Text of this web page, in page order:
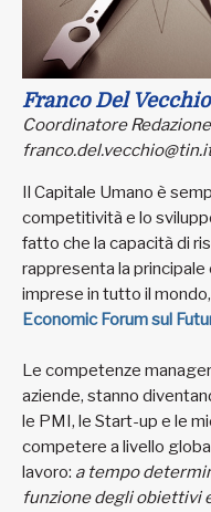
Franco Del Vecchio
Coordinatore
Il Capitale Umano è
competitività e lo
fatto che la capacità di
rappresenta la
imprese in tutto il
Economic Forum sul
Le competenze
aziende, stanno
le PMI, le Start-up e le
competere a livello
lavoro: a tempo
funzione degli obiettivi